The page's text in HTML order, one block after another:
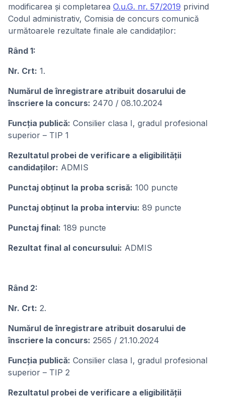
modificarea și completarea O.u.G. nr. 57/2019 privind
Codul administrativ, Comisia de concurs comunică
următoarele rezultate finale ale candidaților:
Rând 1:
Nr. Crt: 1.
Numărul de înregistrare atribuit dosarului de
înscriere la concurs: 2470 / 08.10.2024
Funcția publică: Consilier clasa I, gradul profesional
superior – TIP 1
Rezultatul probei de verificare a eligibilității
candidaților: ADMIS
Punctaj obținut la proba scrisă: 100 puncte
Punctaj obținut la proba interviu: 89 puncte
Punctaj final: 189 puncte
Rezultat final al concursului: ADMIS
Rând 2:
Nr. Crt: 2.
Numărul de înregistrare atribuit dosarului de
înscriere la concurs: 2565 / 21.10.2024
Funcția publică: Consilier clasa I, gradul profesional
superior – TIP 2
Rezultatul probei de verificare a eligibilității